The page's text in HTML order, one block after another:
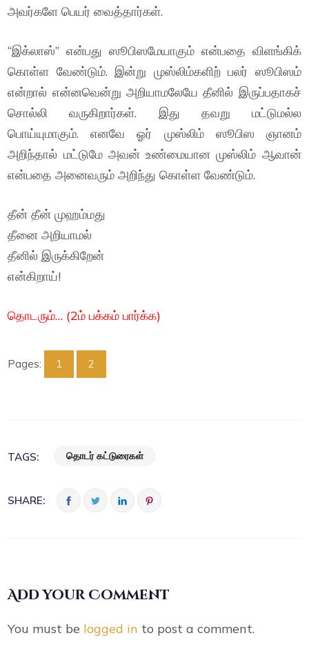
அவர்களே பெயர் வைத்தார்கள்.
“இக்லாஸ்” என்பது ஸூபிஸமேயாகும் என்பதை விளங்கிக்
கொள்ள வேண்டும். இன்று முஸ்லிம்களிற் பலர் ஸூபிஸம்
என்றால் என்னவென்று அறியாமலேயே தீனில் இருப்பதாகச்
சொல்லி வருகிறார்கள். இது தவறு மட்டுமல்ல
பொய்யுமாகும். எனவே ஓர் முஸ்லிம் ஸூபிஸ ஞானம்
அறிந்தால் மட்டுமே அவன் உண்மையான முஸ்லிம் ஆவான்
என்பதை அனைவரும் அறிந்து கொள்ள வேண்டும்.
தீன் தீன் முஹம்மது
தீனை அறியாமல்
தீனில் இருக்கிறேன்
என்கிறாய்!
தொடரும்… (2ம் பக்கம் பார்க்க)
Pages: 1 2
TAGS: தொடர் கட்டுரைகள்
SHARE:
Add your Comment
You must be logged in to post a comment.